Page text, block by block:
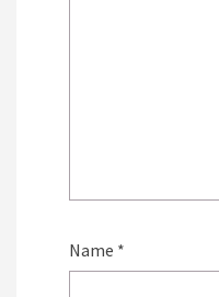
Name *